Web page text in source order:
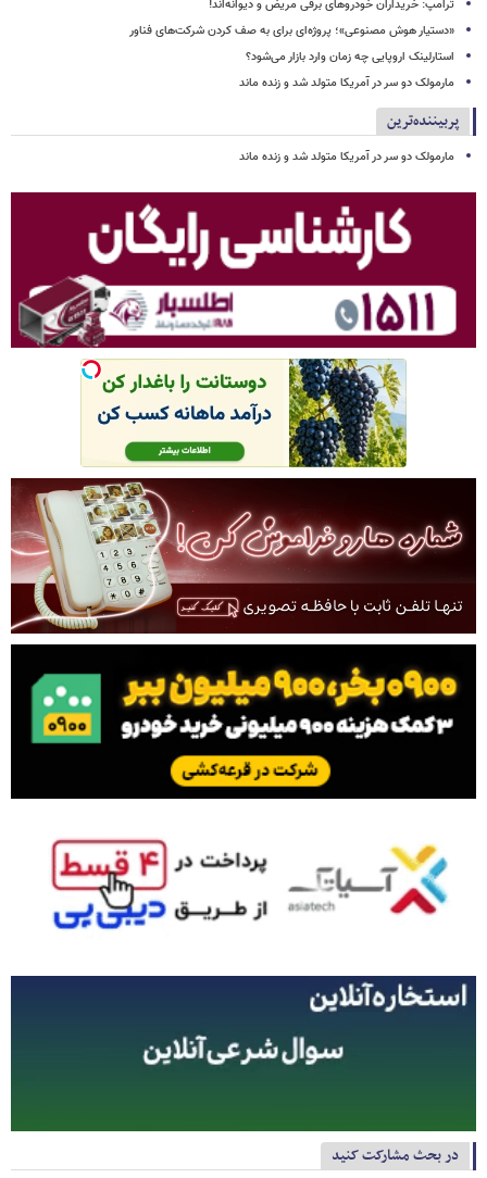
ترامپ: خریداران خودروهای برقی مریض و دیوانه‌اند!
«دستیار هوش مصنوعی»؛ پروژه‌ای برای به صف کردن شرکت‌های فناور
استارلینک اروپایی چه زمان وارد بازار می‌شود؟
مارمولک دو سر در آمریکا متولد شد و زنده ماند
پربیننده‌ترین
مارمولک دو سر در آمریکا متولد شد و زنده ماند
در بحث مشارکت کنید